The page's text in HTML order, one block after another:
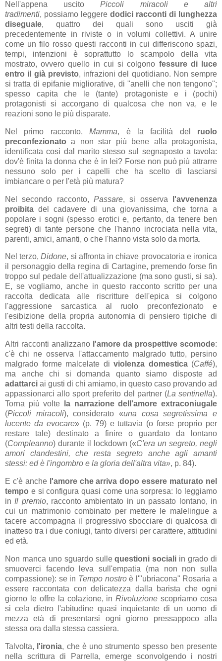
Nell'appena uscitoPiccoli miracoli e altri
tradimenti, possiamo leggere dodici racconti di lunghezza
diseguale, quattro dei quali sono usciti già
precedentemente in riviste o in volumi collettivi. A unire
come un filo rosso questi racconti in cui differiscono spazi,
tempi, intenzioni è soprattutto lo scampolo della vita
mostrato, ovvero quello in cui si colgono fessure di luce
entro il già previsto, infrazioni del quotidiano. Non sempre
si tratta di epifanie migliorative, di "anelli che non tengono";
spesso capita che le (tante) protagoniste e i (pochi)
protagonisti si accorgano di qualcosa che non va, e le
reazioni sono le più disparate.
Nel primo racconto,Mamma, è la facilità del ruolo
preconfezionato a non star più bene alla protagonista,
identificata così dal marito stesso sul segnaposto a tavola:
dov'è finita la donna che è in lei? Forse non può più attrarre
nessuno solo per i capelli che ha scelto di lasciarsi
imbiancare o per l'età più matura?
Nel secondo racconto, Passare, si osserva
l'avvenenza
proibitadel cadavere di una giovanissima, che torna a
popolare i sogni (spesso erotici e, pertanto, da tenere ben
segreti) di tante persone che l'hanno incrociata nella vita,
parenti, amici, amanti, o che l'hanno vista solo da morta.
Nel terzo,Didone, si affronta in chiave provocatoria e ironica
il personaggio della regina di Cartagine, premendo forse fin
troppo sul pedale dell'attualizzazione (ma sono gusti, si sa).
E, se vogliamo, anche in questo racconto scritto per una
raccolta dedicata alle riscritture dell'epica si colgono
l'aggressione sarcastica al ruolo preconfezionato e
l'esibizione della propria autonomia di pensiero tipiche di
altri testi della raccolta.
Altri racconti analizzano l'amore da prospettive scomode:
c'è chi ne osserva l'attaccamento malgrado tutto, persino
malgrado forme malcelate di violenza domestica(Caffé),
ma anche chi si domanda quanto siamo disposte ad
adattarci ai gusti di chi amiamo, in questo caso provando ad
appassionarci allo sport preferito del partner (La sentinella).
Torna più volte
la narrazione dell'amore extraconiugale
(Piccoli miracoli), considerato «una cosa segretissima e
lucente da evocare» (p. 79) e tuttavia (o forse proprio per
restare tale) destinato a finire o guardato da lontano
(Compleanno) durante il lockdown («C'era un segreto, negli
amori clandestini, che resta segreto anche agli amanti
stessi: ed è l'ingombro e la gloria dell'altra vita», p. 84).
E c'è anche l'amore che arriva dopo essere maturato nel
tempo e si configura quasi come una sorpresa: lo leggiamo
in Il premio, racconto ambientato in un passato lontano, in
cui un matrimonio combinato per mettere le malelingue a
tacere accompagna il progressivo sbocciare di qualcosa di
inatteso tra i due coniugi, tanto diversi per carattere, attitudini
ed età.
Non manca uno sguardo sullequestioni sociali in grado di
smuoverci facendo leva sull'empatia (ma non non sulla
compassione): se in Tempo nostroè l'"ubriacona" Rosaria a
essere raccontata con delicatezza dalla barista che ogni
giorno le offre la colazione, inRivoluzione scopriamo cosa
si cela dietro l'abitudine quasi inquietante di un uomo di
mezza età di presentarsi ogni giorno pressappoco alla
stessa ora dalla stessa cassiera.
Talvolta, l'ironia, che è uno strumento spesso ben presente
nella scrittura di Parrella, emerge sconvolgendo i nostri